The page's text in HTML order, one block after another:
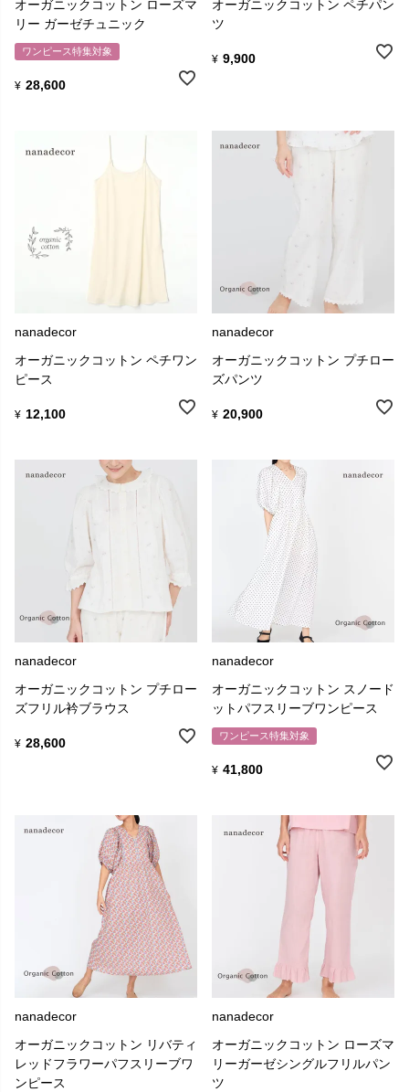
オーガニックコットン ローズマ
リー ガーゼチュニック
ワンピース特集対象
¥ 28,600
オーガニックコットン ペチパン
ツ
¥ 9,900
nanadecor
オーガニックコットン ペチワン
ピース
¥ 12,100
nanadecor
オーガニックコットン プチロー
ズパンツ
¥ 20,900
nanadecor
オーガニックコットン プチロー
ズフリル衿ブラウス
¥ 28,600
nanadecor
オーガニックコットン スノード
ットパフスリーブワンピース
ワンピース特集対象
¥ 41,800
nanadecor
オーガニックコットン リバティ
レッドフラワーパフスリーブワ
ンピース
nanadecor
オーガニックコットン ローズマ
リーガーゼシングルフリルパン
ツ